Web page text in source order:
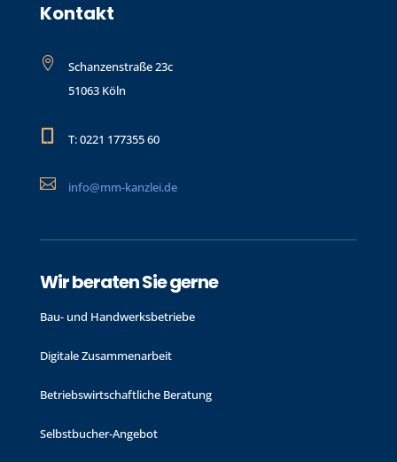
Kontakt

Schanzenstraße 23c
51063 Köln
 T: 0221 177355 60
 info@mm-kanzlei.de
Wir beraten Sie gerne
Bau- und Handwerks­betriebe
Digitale Zusammenarbeit
Betriebswirtschaftliche Beratung
Selbstbucher-Angebot